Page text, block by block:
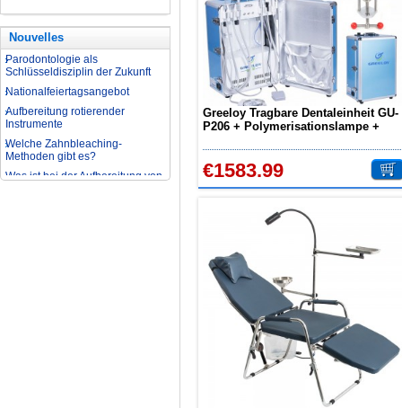
Nouvelles
Behandlung Dental Unfälle
Dentale Polymerisationslampe
Parodontologie als
Schlüsseldisziplin der Zukunft
Instrumente
Methoden gibt es?
Hand- und Winkelstücken zu
Greeloy Tragbare Dentaleinheit GU-
P206 + Polymerisationslampe +
Phantomkopf
€1583.99